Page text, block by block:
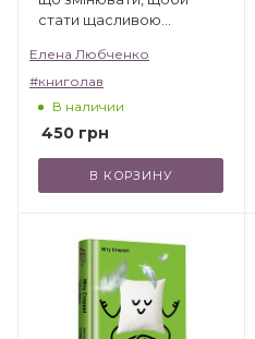
стати щасливою
Елена Любченко
#книголав
В наличии
450 грн
В КОРЗИНУ